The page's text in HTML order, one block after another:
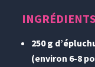
INGRÉDIENTS
250 g
(environ 6-8